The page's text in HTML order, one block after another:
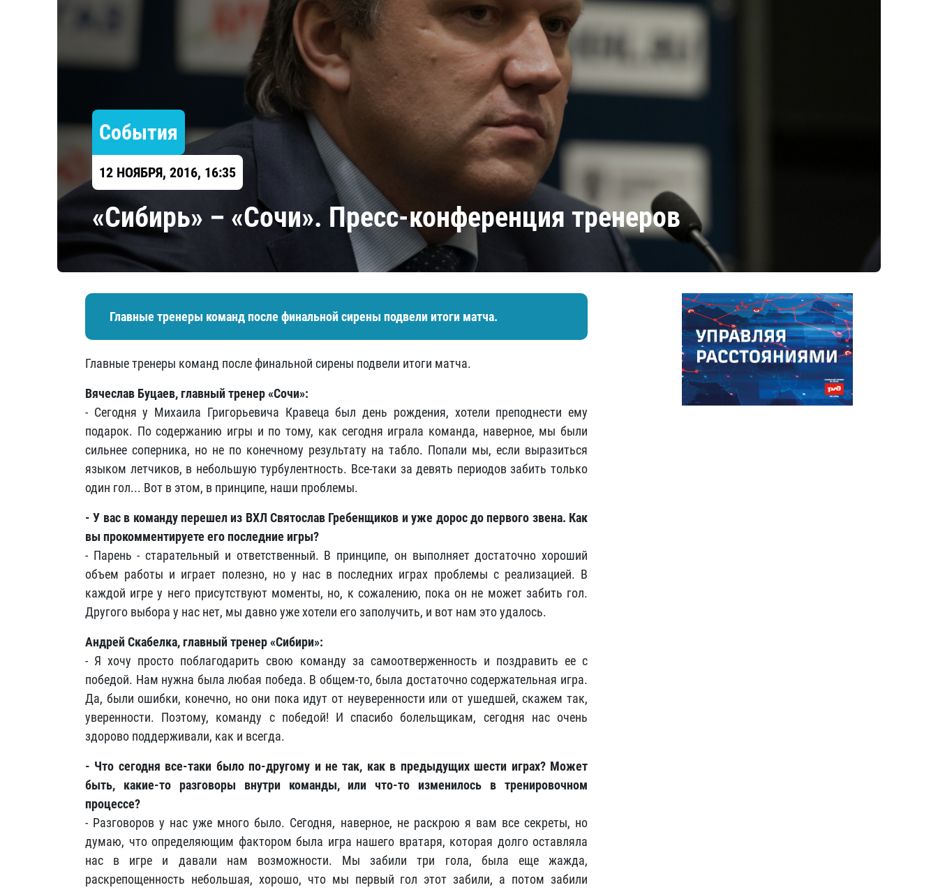
Шанхайские Драконы
Амур
События
12 НОЯБРЯ, 2016, 16:35
«Сибирь» – «Сочи». Пресс-конференция тренеров
Главные тренеры команд после финальной сирены подвели итоги матча.
Главные тренеры команд после финальной сирены подвели итоги матча.
Вячеслав Буцаев, главный тренер «Сочи»:
- Сегодня у Михаила Григорьевича Кравеца был день рождения, хотели преподнести ему
подарок. По содержанию игры и по тому, как сегодня играла команда, наверное, мы были
сильнее соперника, но не по конечному результату на табло. Попали мы, если выразиться
языком летчиков, в небольшую турбулентность. Все-таки за девять периодов забить только
один гол... Вот в этом, в принципе, наши проблемы.
- У вас в команду перешел из ВХЛ Святослав Гребенщиков и уже дорос до первого звена. Как
вы прокомментируете его последние игры?
- Парень - старательный и ответственный. В принципе, он выполняет достаточно хороший
объем работы и играет полезно, но у нас в последних играх проблемы с реализацией. В
каждой игре у него присутствуют моменты, но, к сожалению, пока он не может забить гол.
Другого выбора у нас нет, мы давно уже хотели его заполучить, и вот нам это удалось.
Андрей Скабелка, главный тренер «Сибири»:
- Я хочу просто поблагодарить свою команду за самоотверженность и поздравить ее с
победой. Нам нужна была любая победа. В общем-то, была достаточно содержательная игра.
Да, были ошибки, конечно, но они пока идут от неуверенности или от ушедшей, скажем так,
уверенности. Поэтому, команду с победой! И спасибо болельщикам, сегодня нас очень
здорово поддерживали, как и всегда.
- Что сегодня все-таки было по-другому и не так, как в предыдущих шести играх? Может
быть, какие-то разговоры внутри команды, или что-то изменилось в тренировочном
процессе?
- Разговоров у нас уже много было. Сегодня, наверное, не раскрою я вам все секреты, но
думаю, что определяющим фактором была игра нашего вратаря, которая долго оставляла
нас в игре и давали нам возможности. Мы забили три гола, была еще жажда,
раскрепощенность небольшая, хорошо, что мы первый гол этот забили, а потом забили